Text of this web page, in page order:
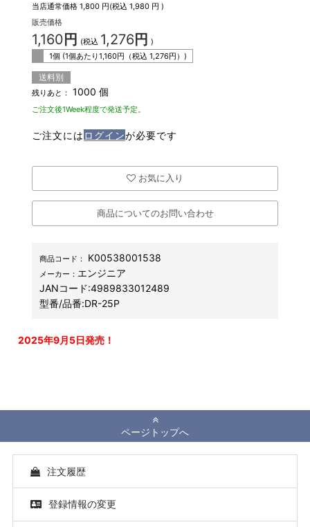
当店通常価格 1,800 円(税込1,980 円 )
販売価格
1,160 円 (税込 1,276円 )
1個 (1個あたり1,160円（税込1,276円）)
送料別
残りあと： 1000 個
ご注文後1Week程度で発送予定。
ご注文には ログインが必要です
お気に入り
商品についてのお問い合わせ
商品コード： K00538001538
メーカー： エンジニア
JANコード:4989833012489
型番/品番:DR-25P
2025年9月5日発売！
ページトップへ
注文履歴
登録情報の変更